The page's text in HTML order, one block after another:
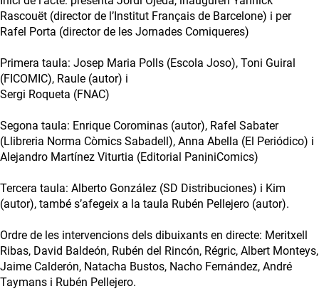
Rascouët (director de l’Institut Français de Barcelone) i per
Rafel Porta (director de les Jornades Comiqueres)
Primera taula: Josep Maria Polls (Escola Joso), Toni Guiral
(FICOMIC), Raule (autor) i
Sergi Roqueta (FNAC)
Segona taula: Enrique Corominas (autor), Rafel Sabater
(Llibreria Norma Còmics Sabadell), Anna Abella (El Periódico) i
Alejandro Martínez Viturtia (Editorial PaniniComics)
Tercera taula: Alberto González (SD Distribuciones) i Kim
(autor), també s’afegeix a la taula Rubén Pellejero (autor).
Ordre de les intervencions dels dibuixants en directe: Meritxell
Ribas, David Baldeón, Rubén del Rincón, Régric, Albert Monteys,
Jaime Calderón, Natacha Bustos, Nacho Fernández, André
Taymans i Rubén Pellejero.